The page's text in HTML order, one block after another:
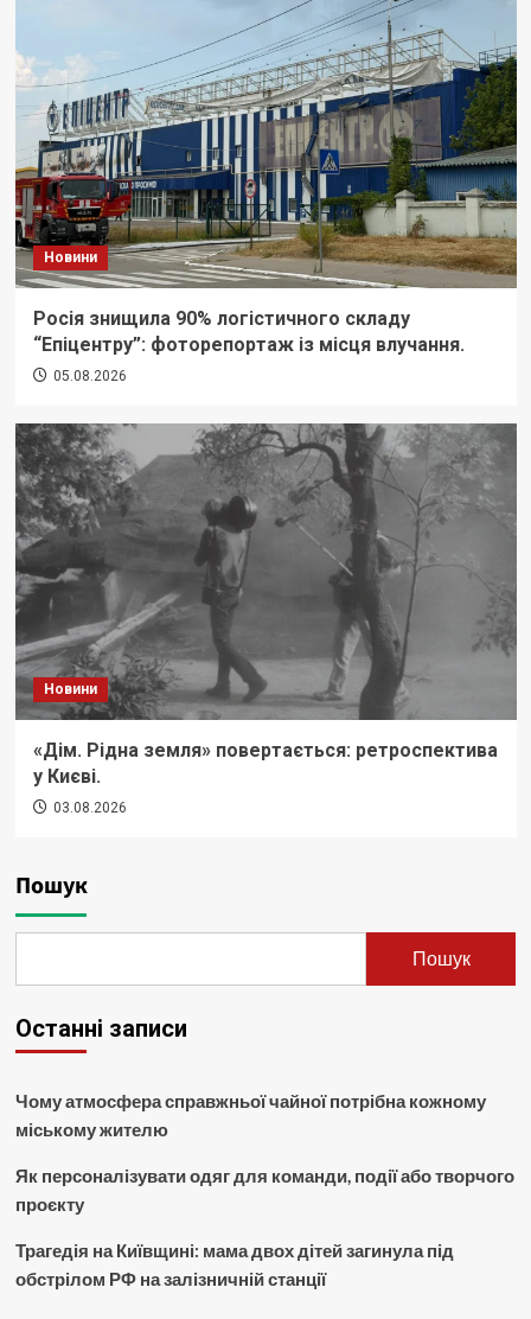
Новини
Росія знищила 90% логістичного складу
“Епіцентру”: фоторепортаж із місця влучання.
05.08.2026
Новини
«Дім. Рідна земля» повертається: ретроспектива
у Києві.
03.08.2026
Пошук
Пошук
Останні записи
Чому атмосфера справжньої чайної потрібна кожному
міському жителю
Як персоналізувати одяг для команди, події або творчого
проєкту
Трагедія на Київщині: мама двох дітей загинула під
обстрілом РФ на залізничній станції